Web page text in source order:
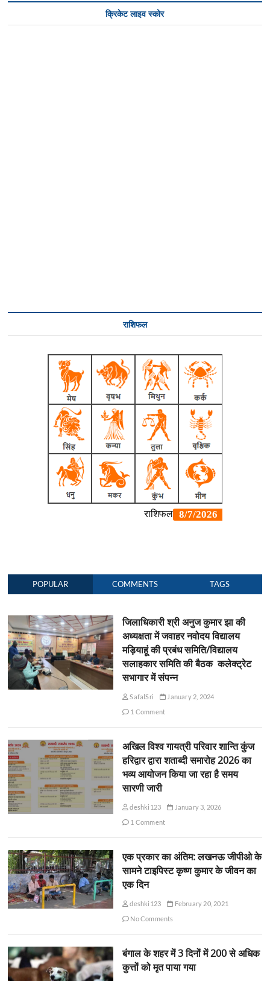
क्रिकेट लाइव स्कोर
राशिफल
POPULAR COMMENTS TAGS
जिलाधिकारी श्री अनुज कुमार झा की
अध्यक्षता में जवाहर नवोदय विद्यालय
मड़ियाहूं की प्रबंध समिति/विद्यालय
सलाहकार समिति की बैठक कलेक्ट्रेट
सभागार में संपन्न
SafalSri
January 2, 2024
1 Comment
अखिल विश्व गायत्री परिवार शान्ति कुंज
हरिद्वार द्वारा शताब्दी समारोह 2026 का
भव्य आयोजन किया जा रहा है समय
सारणी जारी
deshki123
January 3, 2026
1 Comment
एक प्रकार का अंतिम: लखनऊ जीपीओ के
सामने टाइपिस्ट कृष्ण कुमार के जीवन का
एक दिन
deshki123
February 20, 2021
No Comments
बंगाल के शहर में 3 दिनों में 200 से अधिक
कुत्तों को मृत पाया गया